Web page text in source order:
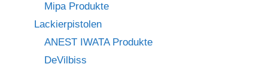
Mipa Produkte
Lackierpistolen
ANEST IWATA Produkte
DeVilbiss